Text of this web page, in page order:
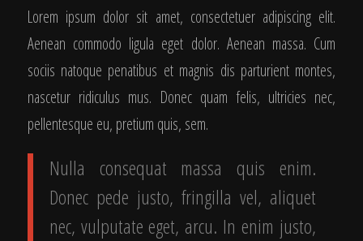
Lorem ipsum dolor sit amet, consectetuer adipiscing elit.
Aenean commodo ligula eget dolor. Aenean massa. Cum
sociis natoque penatibus et magnis dis parturient montes,
nascetur ridiculus mus. Donec quam felis, ultricies nec,
pellentesque eu, pretium quis, sem.
Nulla consequat massa quis enim.
Donec pede justo, fringilla vel, aliquet
nec, vulputate eget, arcu. In enim justo,